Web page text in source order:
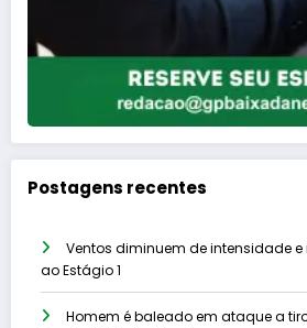
Postagens recentes
Ventos diminuem de intensidade
ao Estágio 1
Homem é baleado em ataque a